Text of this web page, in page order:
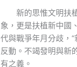
新的思惟文明扶
象，更是扶植新中國
代與戰爭年月分歧，
反動。不竭發明與新
有之義。